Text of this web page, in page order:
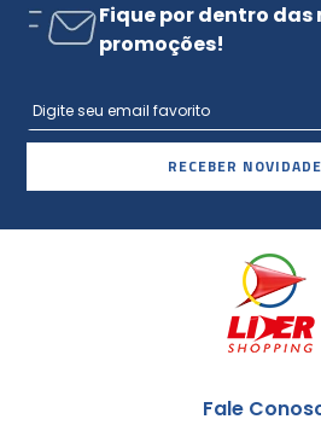
Fique por dentro das
promoções!
RECEBER
Fale